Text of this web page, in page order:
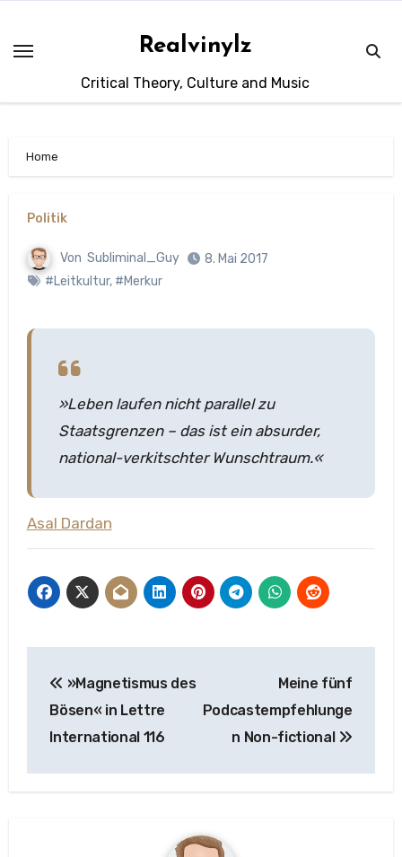
springen
Realvinylz
Critical Theory, Culture and Music
Home
Politik
Von Subliminal_Guy
8. Mai 2017
#Leitkultur, #Merkur
»Leben laufen nicht parallel zu
Staatsgrenzen – das ist ein absurder,
national-verkitschter Wunschtraum.«
Asal Dardan
»Magnetismus des
Bösen« in Lettre
International 116
Meine fünf
Podcastempfehlunge
n Non-fictional